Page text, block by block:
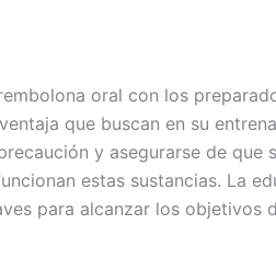
oral con los
que buscan en su
y asegurarse de que
estas sustancias. La
para alcanzar los objetivos